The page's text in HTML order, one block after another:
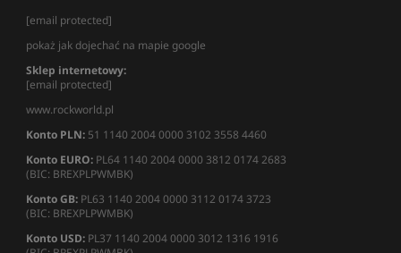
[email protected]
pokaż jak dojechać na mapie google
Sklep internetowy:
[email protected]
www.rockworld.pl
Konto PLN: 51 1140 2004 0000 3102 3558 4460
Konto EURO: PL64 1140 2004 0000 3812 0174 2683
(BIC: BREXPLPWMBK)
Konto GB: PL63 1140 2004 0000 3112 0174 3723
(BIC: BREXPLPWMBK)
Konto USD: PL37 1140 2004 0000 3012 1316 1916